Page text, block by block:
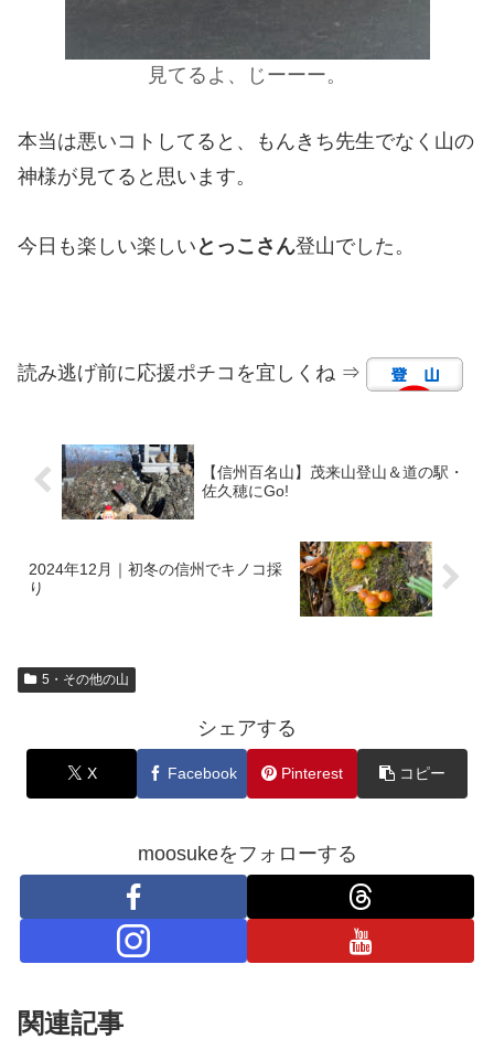
見てるよ、じーーー。
本当は悪いコトしてると、もんきち先生でなく山の
神様が見てると思います。
今日も楽しい楽しい とっこさん登山でした。
読み逃げ前に応援ポチコを宜しくね ⇒
【信州百名山】茂来山登山＆道の駅・
佐久穂にGo!
2024年12月｜初冬の信州でキノコ採
り
5・その他の山
シェアする
X Facebook Pinterest コピー
moosukeをフォローする
関連記事